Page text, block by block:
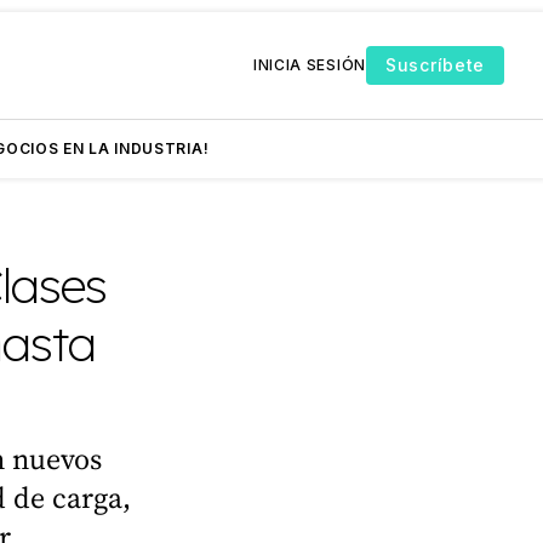
INICIA SESIÓN Suscríbete
EN LA INDUSTRIA!
nuevos
de carga,